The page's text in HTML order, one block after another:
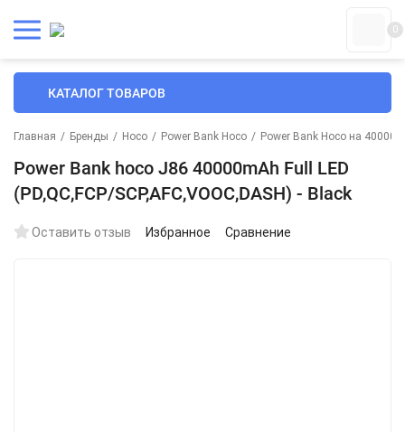
0
КАТАЛОГ ТОВАРОВ
Главная / Бренды / Hoco / Power Bank Hoco / Power Bank Hoco на 40000
Power Bank hoco J86 40000mAh Full LED
(PD,QC,FCP/SCP,AFC,VOOC,DASH) - Black
Оставить отзыв Избранное Сравнение